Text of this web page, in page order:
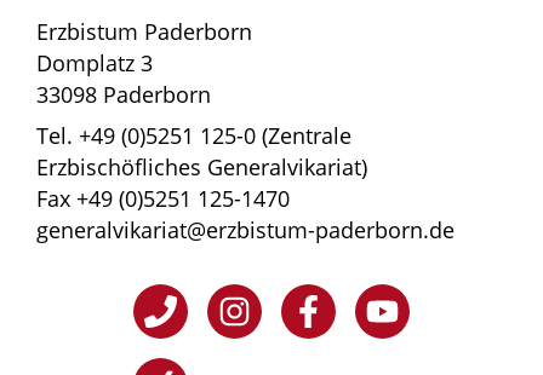
Erzbistum Paderborn
Domplatz 3
33098 Paderborn
Tel. +49 (0)5251 125-0 (Zentrale
Erzbischöfliches Generalvikariat)
Fax +49 (0)5251 125-1470
generalvikariat@erzbistum-paderborn.de